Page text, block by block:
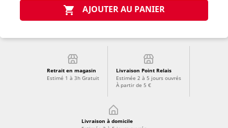
 AJOUTER AU PANIER
Retrait en magasin
Estimé 1 à 3h Gratuit
Livraison Point Relais
Estimée 2 à 5 jours ouvrés
À partir de 5 €
Livraison à domicile